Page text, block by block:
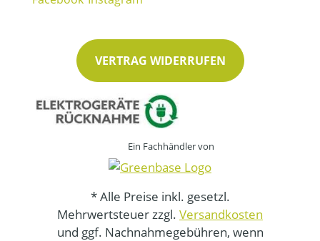
VERTRAG WIDERRUFEN
Ein Fachhändler von
* Alle Preise inkl. gesetzl.
Mehrwertsteuer zzgl. Versandkosten
und ggf. Nachnahmegebühren, wenn